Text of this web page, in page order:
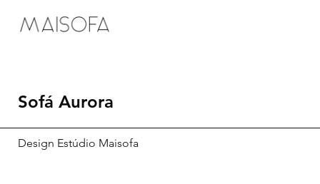
Sofá Aurora
Design Estúdio Maisofa